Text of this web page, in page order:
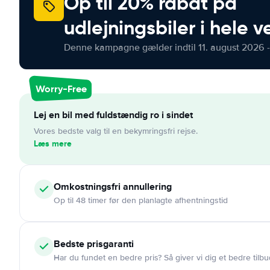
udlejningsbiler i hele
Denne kampagne gælder indtil 11. august 2026
Worry-Free
Lej en bil med fuldstændig ro i sindet
Vores bedste valg til en bekymringsfri rejse.
Læs mere
Omkostningsfri annullering
Op til 48 timer før den planlagte afhentningstid
Bedste prisgaranti
Har du fundet en bedre pris? Så giver vi dig et bedre